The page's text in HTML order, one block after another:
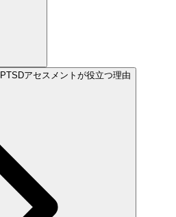
アセスメントが役立つ理由